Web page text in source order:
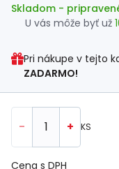
Skladom -
U vás môže byť už
Pri nákupe v tejto
ZADARMO!
- + KS
Cena s DPH